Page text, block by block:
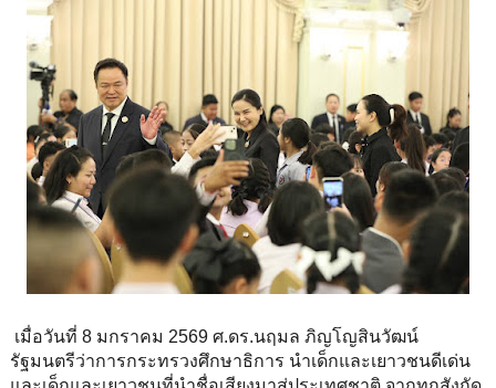
เมื่อวันที่ 8 มกราคม 2569 ศ.ดร.นฤมล ภิญโญสินวัฒน์
รัฐมนตรีว่าการกระทรวงศึกษาธิการ นำเด็กและเยาวชนดีเด่น